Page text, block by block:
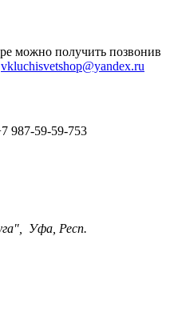
можно получить позвонив
vkluchisvetshop@yandex.ru
987-59-59-753
Уфа, Респ.